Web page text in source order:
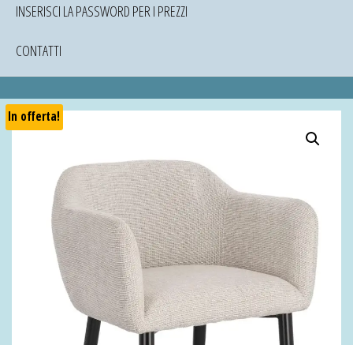
INSERISCI LA PASSWORD PER I PREZZI
CONTATTI
In offerta!